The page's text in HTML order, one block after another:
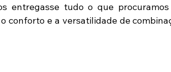
entregasse tudo o que
conforto e a versatilidade de